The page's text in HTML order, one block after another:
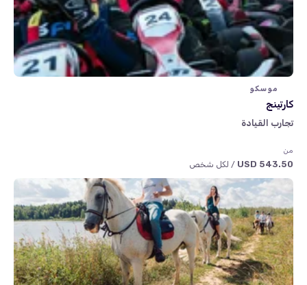
موسكو
كارتينج
تجارب القيادة
من
543.50 USD / لكل شخص